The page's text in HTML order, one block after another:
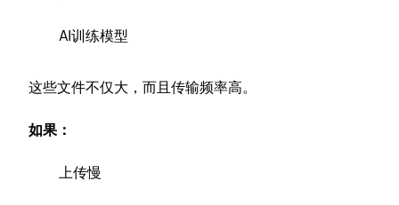
AI训练模型
这些文件不仅大，而且传输频率高。
如果：
上传慢